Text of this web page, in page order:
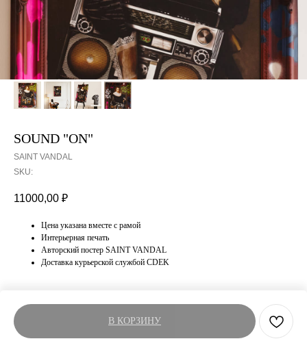
SOUND "ON"
SAINT VANDAL
SKU:
11000,00 ₽
В КОРЗИНУ
Цена указана вместе с рамой
Интерьерная печать
Авторский постер SAINT VANDAL
Доставка курьерской службой CDEK